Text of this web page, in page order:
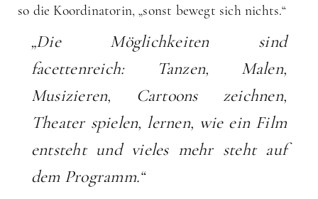
so die Koordinatorin, „sonst bewegt sich nichts.“
„Die Möglichkeiten sind
facettenreich: Tanzen, Malen,
Musizieren, Cartoons zeichnen,
Theater spielen, lernen, wie ein Film
entsteht und vieles mehr steht auf
dem Programm.“